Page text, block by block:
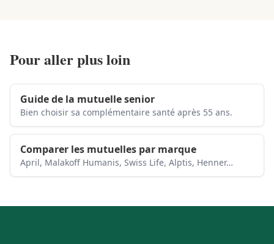
Pour aller plus loin
Guide de la mutuelle senior
Bien choisir sa complémentaire santé après 55 ans.
Comparer les mutuelles par marque
April, Malakoff Humanis, Swiss Life, Alptis, Henner…